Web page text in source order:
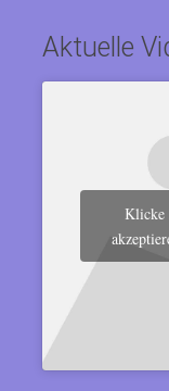
Aktuelle
Klicke